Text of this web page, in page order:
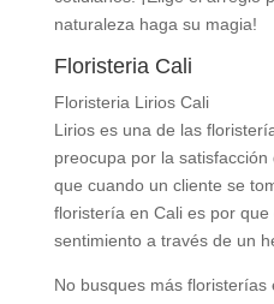
naturaleza haga su magia!
Floristeria Cali
Floristeria Lirios Cali
Lirios es una de las
preocupa por la
que cuando un cliente se
floristería en Cali es por
sentimiento a través de un
No busques más